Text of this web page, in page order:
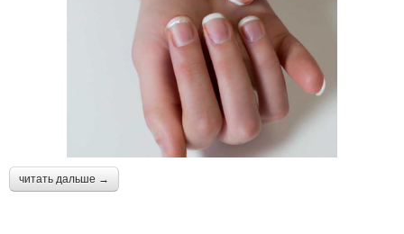
читать дальше →